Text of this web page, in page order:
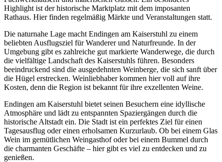
Highlight ist der historische Marktplatz mit dem imposanten
Rathaus. Hier finden regelmäßig Märkte und Veranstaltungen statt.
Die naturnahe Lage macht Endingen am Kaiserstuhl zu einem
beliebten Ausflugsziel für Wanderer und Naturfreunde. In der
Umgebung gibt es zahlreiche gut markierte Wanderwege, die durch
die vielfältige Landschaft des Kaiserstuhls führen. Besonders
beeindruckend sind die ausgedehnten Weinberge, die sich sanft über
die Hügel erstrecken. Weinliebhaber kommen hier voll auf ihre
Kosten, denn die Region ist bekannt für ihre exzellenten Weine.
Endingen am Kaiserstuhl bietet seinen Besuchern eine idyllische
Atmosphäre und lädt zu entspannten Spaziergängen durch die
historische Altstadt ein. Die Stadt ist ein perfektes Ziel für einen
Tagesausflug oder einen erholsamen Kurzurlaub. Ob bei einem Glas
Wein im gemütlichen Weingasthof oder bei einem Bummel durch
die charmanten Geschäfte – hier gibt es viel zu entdecken und zu
genießen.